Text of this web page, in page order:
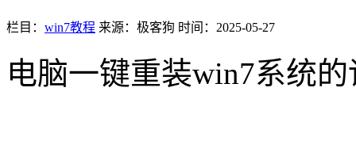
栏目： win7教程 来源：极客狗 时间：2025-05-27
电脑一键重装win7系统